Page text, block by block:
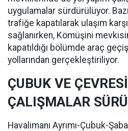
uygulamalar sürdürülüyor.
trafiğe kapatılarak ulaşım
sağlanırken, Kömüşini
kapatıldığı bölümde araç
yollarından gerçekleştiriliyor.
ÇUBUK VE
ÇALIŞMALAR
Havalimanı Ayrımı-Çubuk-